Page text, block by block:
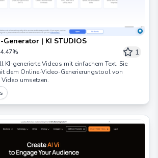
Generator | KI STUDIOS
1
KI-generierte Videos mit einfachem Text. Sie
dem Online-Video-Generierungstool von
umsetzen.